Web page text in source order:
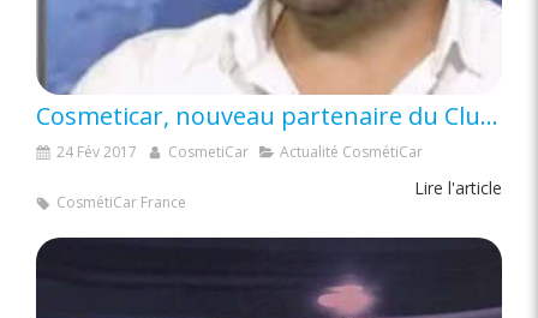
Cosmeticar, nouveau partenaire du Club Diamant
24 Fév 2017 CosmetiCar Actualité CosmétiCar
Lire l'article
CosmétiCar France